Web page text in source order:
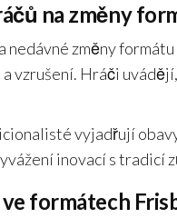
na změny
nedávné změny
vzrušení. Hráči
vyjadřují
inovací s tradicí
formátech